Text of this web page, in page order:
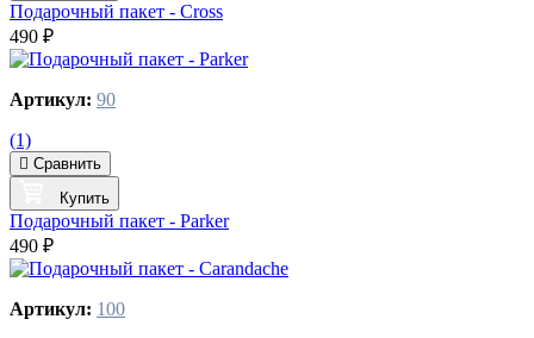
Подарочный пакет - Cross
490 ₽
Артикул: 90
(1)
Сравнить
Купить
Подарочный пакет - Parker
490 ₽
Артикул: 100